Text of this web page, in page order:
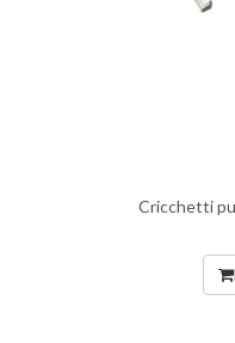
Cricchetti